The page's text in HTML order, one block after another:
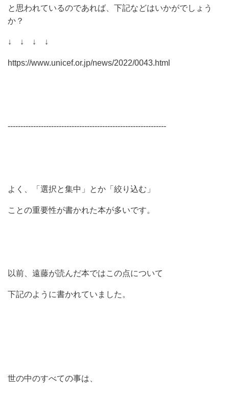
と思われているのであれば、下記などはいかがでしょう
か？
↓ ↓ ↓ ↓
https://www.unicef.or.jp/news/2022/0043.html
--------------------------------------------------------------
よく、「選択と集中」とか「絞り込む」
ことの重要性が書かれた本が多いです。
以前、遠藤が読んだ本ではこの点について
下記のように書かれていました。
世の中のすべての事は、